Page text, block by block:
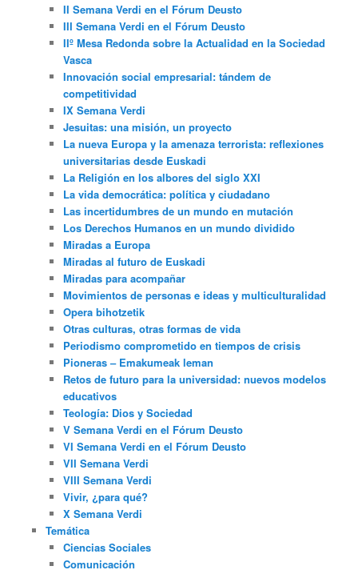
II Semana Verdi en el Fórum Deusto
III Semana Verdi en el Fórum Deusto
IIº Mesa Redonda sobre la Actualidad en la Sociedad
Vasca
Innovación social empresarial: tándem de
competitividad
IX Semana Verdi
Jesuitas: una misión, un proyecto
La nueva Europa y la amenaza terrorista: reflexiones
universitarias desde Euskadi
La Religión en los albores del siglo XXI
La vida democrática: política y ciudadano
Las incertidumbres de un mundo en mutación
Los Derechos Humanos en un mundo dividido
Miradas a Europa
Miradas al futuro de Euskadi
Miradas para acompañar
Movimientos de personas e ideas y multiculturalidad
Opera bihotzetik
Otras culturas, otras formas de vida
Periodismo comprometido en tiempos de crisis
Pioneras – Emakumeak leman
Retos de futuro para la universidad: nuevos modelos
educativos
Teología: Dios y Sociedad
V Semana Verdi en el Fórum Deusto
VI Semana Verdi en el Fórum Deusto
VII Semana Verdi
VIII Semana Verdi
Vivir, ¿para qué?
X Semana Verdi
Temática
Ciencias Sociales
Comunicación